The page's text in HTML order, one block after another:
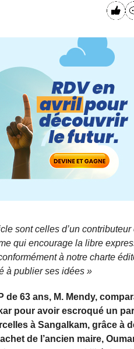
sont celles d’un contributeur
qui encourage la libre
à notre charte
à publier ses idées »
de 63 ans, M. Mendy,
pour avoir escroqué un
à Sangalkam, grâce à
de l’ancien maire,